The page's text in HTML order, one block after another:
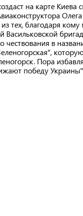
на карте
тех, благодаря
Васильковской
чествования в
Пора
победу